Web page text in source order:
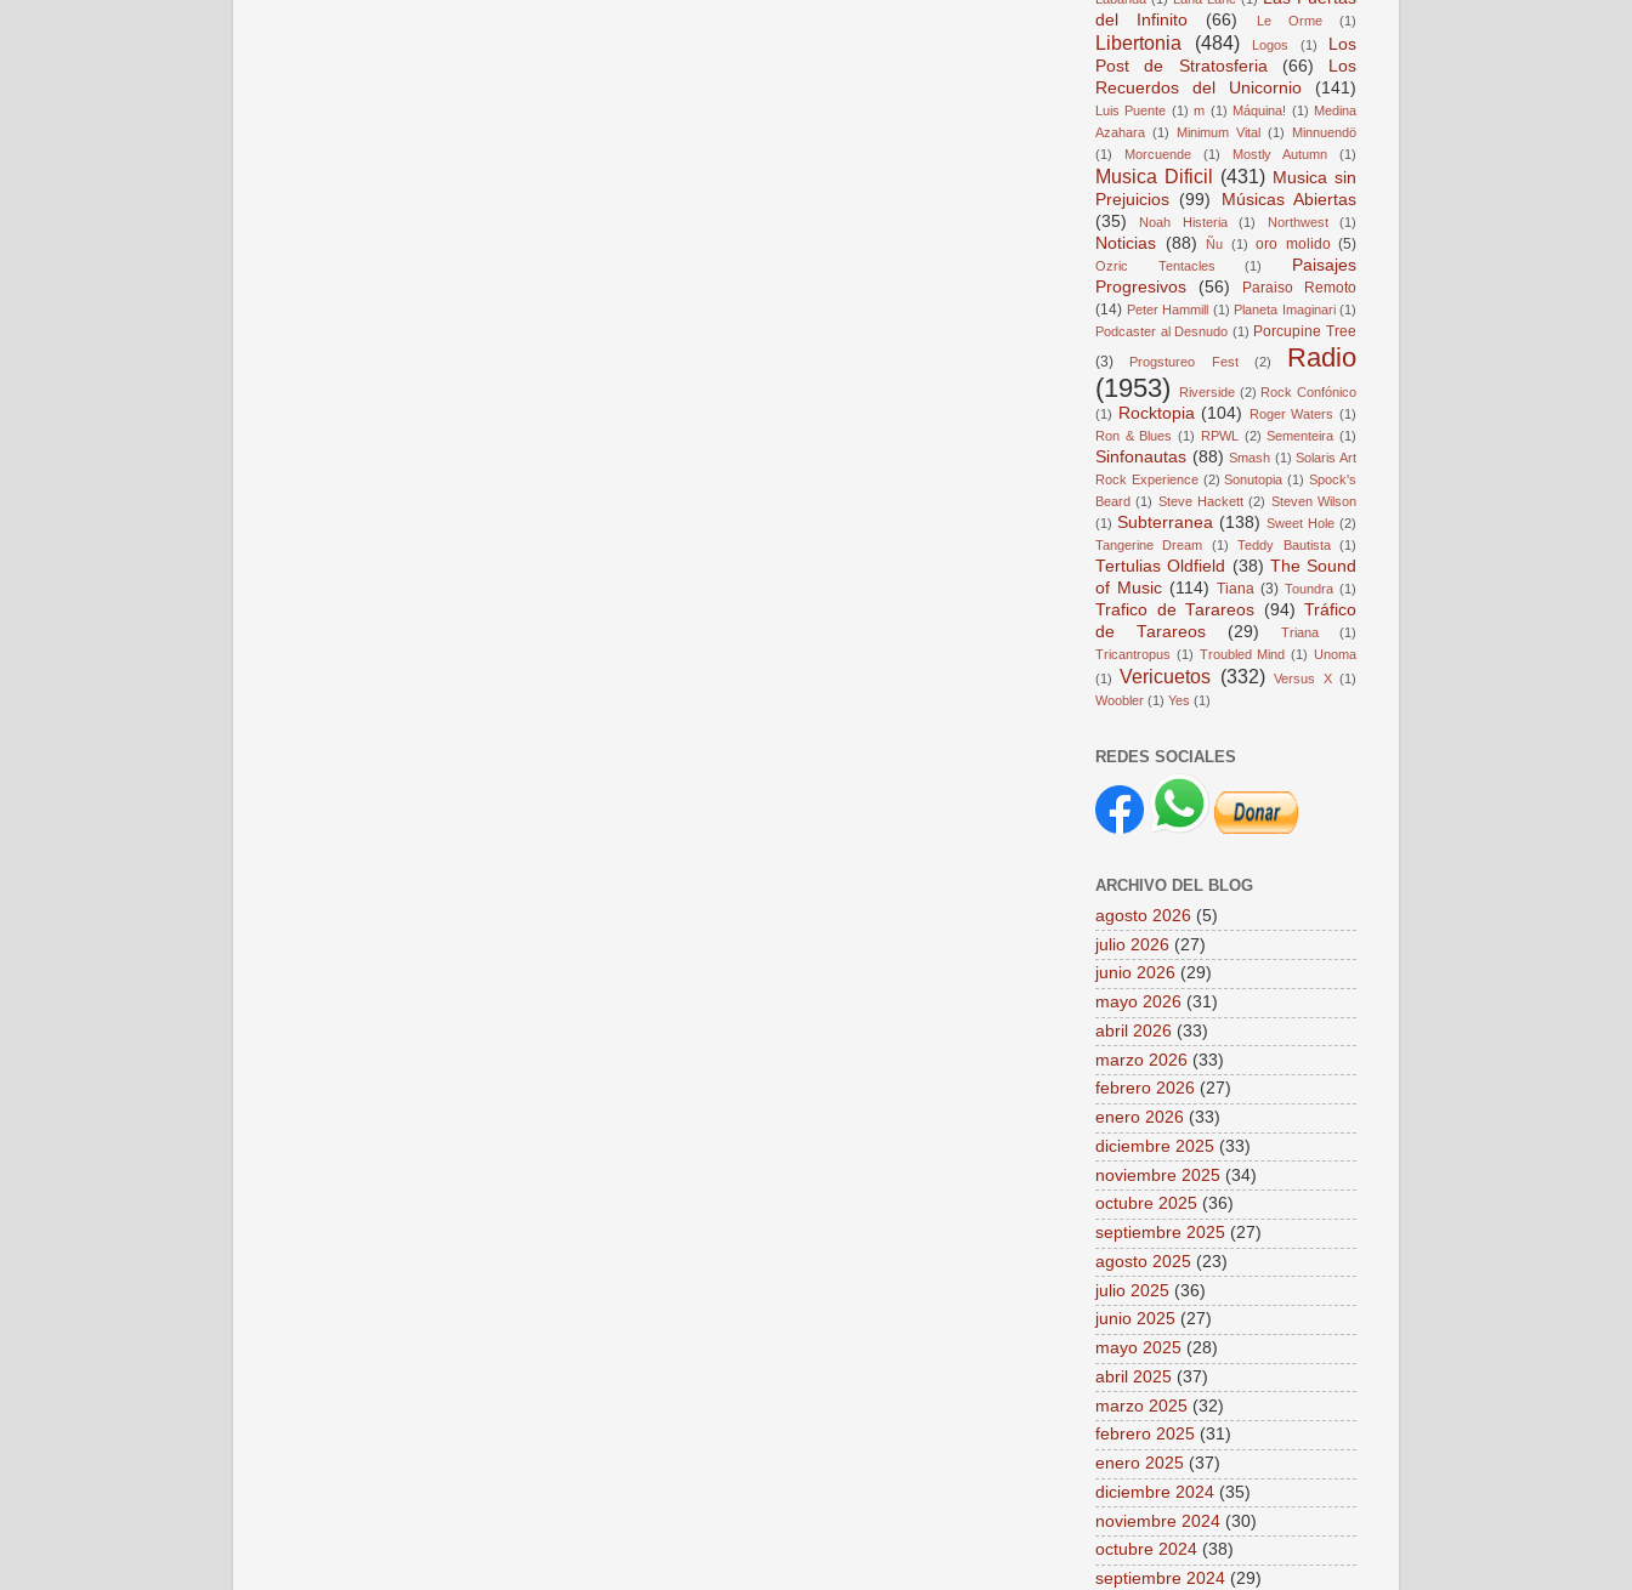
del Infinito
(66) Le Orme (1)
Libertonia (484) Logos (1)
Los
Post de Stratosferia
(66)
Los
Recuerdos del Unicornio
(141)
Luis Puente (1) m (1) Máquina! (1) Medina
Azahara (1) Minimum Vital (1)
Minnuendö
(1)
Morcuende (1) Mostly Autumn (1)
Musica Dificil (431) Musica sin
Prejuicios (99)
Músicas Abiertas
(35)
Noah Histeria (1) Northwest (1)
Noticias (88) Ñu (1) oro molido (5)
Ozric Tentacles (1)
Paisajes
Progresivos
(56)
Paraiso Remoto
(14) Peter Hammill (1) Planeta Imaginari (1)
Podcaster al Desnudo (1) Porcupine Tree
(3)
Progstureo Fest (2)
Radio
(1953)
Riverside (2) Rock Confónico
(1) Rocktopia (104) Roger Waters (1)
Ron & Blues (1) RPWL (2) Sementeira (1)
Sinfonautas (88) Smash (1) Solaris Art
Rock Experience (2) Sonutopia (1) Spock's
Beard (1) Steve Hackett (2) Steven Wilson
(1) Subterranea (138) Sweet Hole (2)
Tangerine Dream
(1) Teddy Bautista (1)
Tertulias Oldfield (38) The Sound
of Music (114) Tiana (3) Toundra (1)
Trafico de Tarareos (94) Tráfico
de Tarareos
(29) Triana
(1)
Tricantropus (1) Troubled Mind (1) Unoma
(1)
Vericuetos (332) Versus X (1)
Woobler (1) Yes (1)
REDES SOCIALES
ARCHIVO DEL BLOG
agosto 2026 (5)
julio 2026 (27)
junio 2026 (29)
mayo 2026 (31)
abril 2026 (33)
marzo 2026 (33)
febrero 2026 (27)
enero 2026 (33)
diciembre 2025 (33)
noviembre 2025 (34)
octubre 2025 (36)
septiembre 2025 (27)
agosto 2025 (23)
julio 2025 (36)
junio 2025 (27)
mayo 2025 (28)
abril 2025 (37)
marzo 2025 (32)
febrero 2025 (31)
enero 2025 (37)
diciembre 2024 (35)
noviembre 2024 (30)
octubre 2024 (38)
septiembre 2024 (29)